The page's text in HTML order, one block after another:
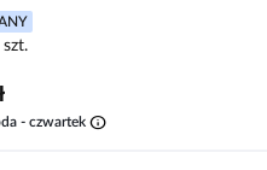
szt.
- czwartek info